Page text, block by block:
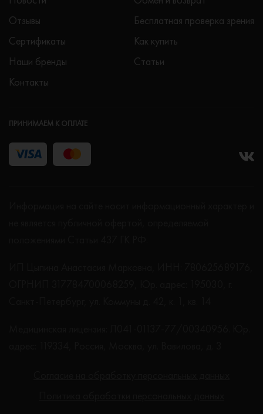
Отзывы
Сертификаты
Наши бренды
Контакты
Бесплатная проверка зрения
Как купить
Статьи
ПРИНИМАЕМ К ОПЛАТЕ